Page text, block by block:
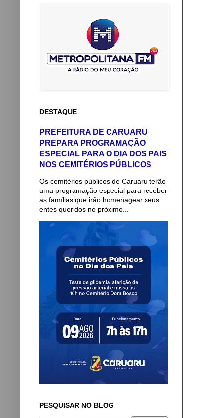
DESTAQUE
PREFEITURA DE CARUARU
PREPARA PROGRAMAÇÃO
ESPECIAL PARA O DIA DOS PAIS
NOS CEMITÉRIOS PÚBLICOS
Os cemitérios públicos de Caruaru terão
uma programação especial para receber
as famílias que irão homenagear seus
entes queridos no próximo...
PESQUISAR NO BLOG